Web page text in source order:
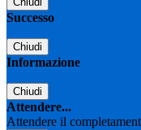
Successo
Chiudi
Informazione
Chiudi
Attendere...
Attendere il